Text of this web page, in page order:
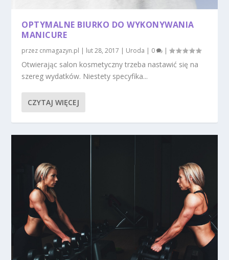
OPTYMALNE BIURKO DO WYKONYWANIA
MANICURE
przez cnmagazyn.pl | lut 28, 2017 | Uroda | 0 |
Otwierając salon kosmetyczny trzeba nastawić się na
szereg wydatków. Niestety specyfika...
CZYTAJ WIĘCEJ